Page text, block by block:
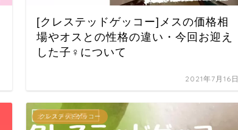
[クレステッドゲッコー]メスの価格相
場やオスとの性格の違い・今回お迎え
した子♀について
2021年7月16日
クレステッドゲッコー